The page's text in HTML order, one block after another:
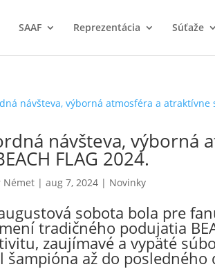
SAAF Reprezentácia Súťaže
návšteva, výborná
FLAG 2024.
Német |aug 7, 2024 | Novinky
sobota bola pre
tradičného podujatia
zaujímavé a vypäté
šampióna až do posledného